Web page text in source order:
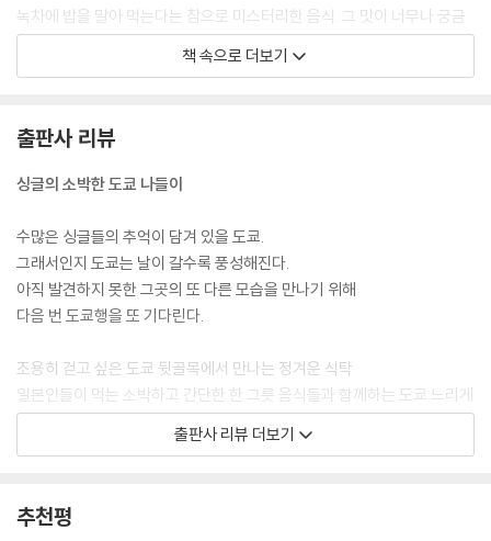
녹차에 밥을 말아 먹는다는 참으로 미스터리한 음식. 그 맛이 너무나 궁금
해 집에 가자마자 봉투 겉에 쓰여 있는 조리법을 따라해보았다. 와사비 색
깔을 띠는 국물 안에서 반신욕에 돌입한 하얀 쌀밥, 그리고 그 위엔 정체 모
--- p.83, <날카로운 첫인상의 추억 오챠즈케>
서 타닥타닥 듣기 좋은 소리로 볶이며 저절로 입맛을 자극하던 그것. 하지
만 조금 어색한 그 분위기에서 젓가락으로 면을 들어 후루룩거리며 먹는
모습은 아무리 생각해봐도 로맨틱과는 거리가 멀었다. 그리고 잠깐의 침묵
동안 나는 머릿속으로 엉뚱한 계획을 세우고 있었다. ‘내년 이맘 때 또 도쿄
--- p.102, <4월 이야기 야끼소바> 중에서
사람이 북적대지 않는 평범한 주택가 역에 일단 내려, 역 주변을 어슬렁거
리거나 골목을 굽이굽이 걸어가다 보면 아줌마들 자전거가 나란히 세워져
있는 슈퍼마켓이나 상점가가 나온다. 힘든 여행 일정에 아무리 지쳤어도
다고 채소를 구경하고, 슈퍼마켓 육류코너를 유심히 들여다보는 나를 그
책 속으로 더보기
출판사 리뷰
싱글의 소박한 도쿄 나들이
수많은 싱글들의 추억이 담겨 있을 도쿄.
그래서인지 도쿄는 날이 갈수록 풍성해진다.
아직 발견하지 못한 그곳의 또 다른 모습을 만나기 위해
다음 번 도쿄행을 또 기다린다.
조용히 걷고 싶은 도쿄 뒷골목에서 만나는 정겨운 식탁
일본인들이 먹는 소박하고 간단한 한 그릇 음식들과 함께하는 도쿄 느리게
걷기 여행. 도쿄 여행의 추억어린 잔잔한 에피소드들과 함께 간편하고 저
렴하게, 그리고 맛있게 먹을 수 있는 도쿄의 정겨운 한 그릇 음식을 소개한
싱글 여행자를 위한 도쿄에서의 한 끼, <도쿄 싱글 식탁>
출판사 리뷰 더보기
추천평